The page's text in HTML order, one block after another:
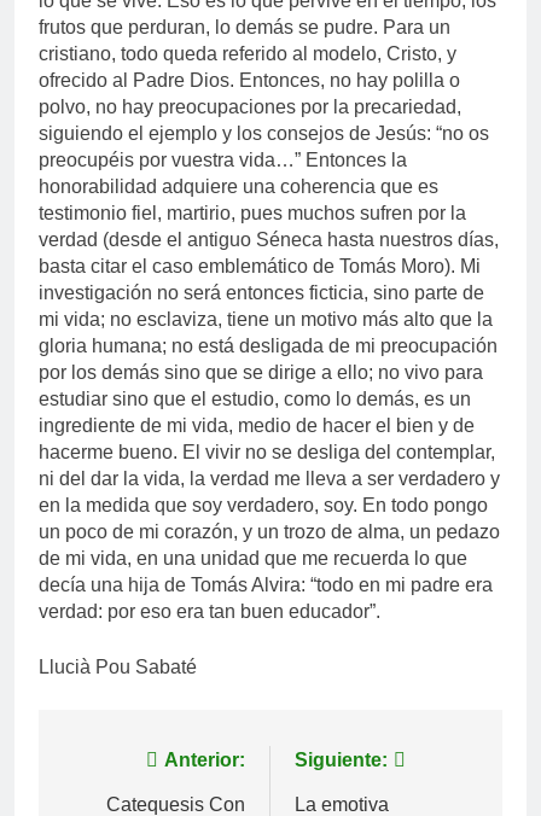
frutos que perduran, lo demás se pudre. Para un
cristiano, todo queda referido al modelo, Cristo, y
ofrecido al Padre Dios. Entonces, no hay polilla o
polvo, no hay preocupaciones por la precariedad,
siguiendo el ejemplo y los consejos de Jesús: “no os
preocupéis por vuestra vida…” Entonces la
honorabilidad adquiere una coherencia que es
testimonio fiel, martirio, pues muchos sufren por la
verdad (desde el antiguo Séneca hasta nuestros días,
basta citar el caso emblemático de Tomás Moro). Mi
investigación no será entonces ficticia, sino parte de
mi vida; no esclaviza, tiene un motivo más alto que la
gloria humana; no está desligada de mi preocupación
por los demás sino que se dirige a ello; no vivo para
estudiar sino que el estudio, como lo demás, es un
ingrediente de mi vida, medio de hacer el bien y de
hacerme bueno. El vivir no se desliga del contemplar,
ni del dar la vida, la verdad me lleva a ser verdadero y
en la medida que soy verdadero, soy. En todo pongo
un poco de mi corazón, y un trozo de alma, un pedazo
de mi vida, en una unidad que me recuerda lo que
decía una hija de Tomás Alvira: “todo en mi padre era
verdad: por eso era tan buen educador”.
Llucià Pou Sabaté
Navegación
Anterior:
Catequesis Con
Siguiente:
La emotiva